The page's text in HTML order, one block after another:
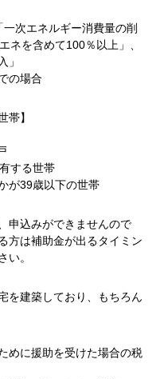
次エネルギー消費量の削
ネを含めて100％以上」、
」
の場合
帯】
する世帯
が39歳以下の世帯
申込みができませんので
方は補助金が出るタイミン
い。
を建築しており、もちろん
めに援助を受けた場合の税